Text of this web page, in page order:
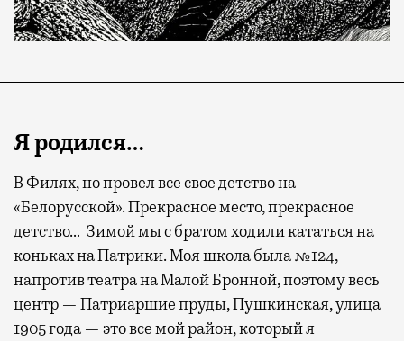
Я родился…
В Филях, но провел все свое детство на
«Белорусской». Прекрасное место, прекрасное
детство… Зимой мы с братом ходили кататься на
коньках на Патрики. Моя школа была №124,
напротив театра на Малой Бронной, поэтому весь
центр — Патриаршие пруды, Пушкинская, улица
1905 года — это все мой район, который я